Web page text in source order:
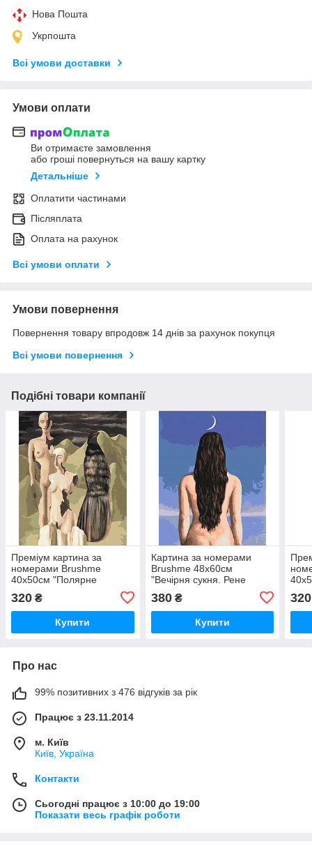
Нова Пошта
Укрпошта
Всі умови доставки
Умови оплати
Ви отримаєте замовлення
або гроші повернуться на вашу картку
Детальніше
Оплатити частинами
Післяплата
Оплата на рахунок
Всі умови оплати
Умови повернення
Повернення товару впродовж 14 днів за рахунок покупця
Всі умови повернення
Подібні товари компанії
Преміум картина за
номерами Brushme
40x50см "Полярне
PBS52380
320 ₴
Купити
Картина за номерами
Brushme 48x60см
"Вечірня сукня. Рене
380₴
Купити
320
Про нас
99% позитивних з 476 відгуків за рік
Працює з 23.11.2014
м. Київ
Київ, Україна
Контакти
Сьогодні працює з 10:00 до 19:00
Показати весь графік роботи